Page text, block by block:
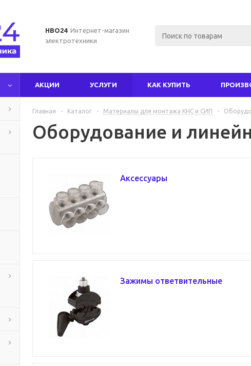
НВО24 Интернет-магазин
электротехники
АКЦИИ УСЛУГИ КАК КУПИТЬ
Главная - Каталог - Материалы для монтажа КНС и СИП -
Оборудование и
Аксессуары
Зажимы ответвительные